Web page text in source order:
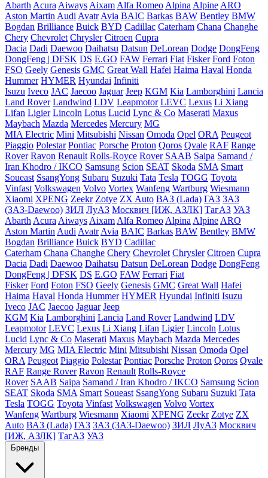
Abarth Acura Aiways Aixam Alfa Romeo Alpina Alpine ARO
Aston Martin Audi Avatr Avia BAIC Barkas BAW Bentley BMW
Bogdan Brilliance Buick BYD Cadillac Caterham Chana Changhe
Chery Chevrolet Chrysler Citroen Cupra
Dacia Dadi Daewoo Daihatsu Datsun DeLorean Dodge DongFeng
DongFeng | DFSK DS E.GO FAW Ferrari Fiat Fisker Ford Foton
FSO Geely Genesis GMC Great Wall Hafei Haima Haval Honda
Hummer HYMER Hyundai Infiniti
Isuzu Iveco JAC Jaecoo Jaguar Jeep KGM Kia Lamborghini Lancia
Land Rover Landwind LDV Leapmotor LEVC Lexus Li Xiang
Lifan Ligier Lincoln Lotus Lucid Lync & Co Maserati Maxus
Maybach Mazda Mercedes Mercury MG
MIA Electric Mini Mitsubishi Nissan Omoda Opel ORA Peugeot
Piaggio Polestar Pontiac Porsche Proton Qoros Qvale RAF Range
Rover Ravon Renault Rolls-Royce Rover SAAB Saipa Samand /
Iran Khodro / IKCO Samsung Scion SEAT Skoda SMA Smart
Soueast SsangYong Subaru Suzuki Tata Tesla TOGG Toyota
Vinfast Volkswagen Volvo Vortex Wanfeng Wartburg Wiesmann
Xiaomi XPENG Zeekr Zotye ZX Auto ВАЗ (Lada) ГАЗ ЗАЗ
(ЗАЗ-Daewoo) ЗИЛ ЛуАЗ Москвич [ИЖ, АЗЛК] ТагАЗ УАЗ
Abarth Acura Aiways Aixam Alfa Romeo Alpina Alpine ARO
Aston Martin Audi Avatr Avia BAIC Barkas BAW Bentley BMW
Bogdan Brilliance Buick BYD Cadillac
Caterham Chana Changhe Chery Chevrolet Chrysler Citroen Cupra
Dacia Dadi Daewoo Daihatsu Datsun DeLorean Dodge DongFeng
DongFeng | DFSK DS E.GO FAW Ferrari Fiat
Fisker Ford Foton FSO Geely Genesis GMC Great Wall Hafei
Haima Haval Honda Hummer HYMER Hyundai Infiniti Isuzu
Iveco JAC Jaecoo Jaguar Jeep
KGM Kia Lamborghini Lancia Land Rover Landwind LDV
Leapmotor LEVC Lexus Li Xiang Lifan Ligier Lincoln Lotus
Lucid Lync & Co Maserati Maxus Maybach Mazda Mercedes
Mercury MG MIA Electric Mini Mitsubishi Nissan Omoda Opel
ORA Peugeot Piaggio Polestar Pontiac Porsche Proton Qoros Qvale
RAF Range Rover Ravon Renault Rolls-Royce
Rover SAAB Saipa Samand / Iran Khodro / IKCO Samsung Scion
SEAT Skoda SMA Smart Soueast SsangYong Subaru Suzuki Tata
Tesla TOGG Toyota Vinfast Volkswagen Volvo Vortex
Wanfeng Wartburg Wiesmann Xiaomi XPENG Zeekr Zotye ZX
Auto ВАЗ (Lada) ГАЗ ЗАЗ (ЗАЗ-Daewoo) ЗИЛ ЛуАЗ Москвич
[ИЖ, АЗЛК] ТагАЗ УАЗ
Бренды